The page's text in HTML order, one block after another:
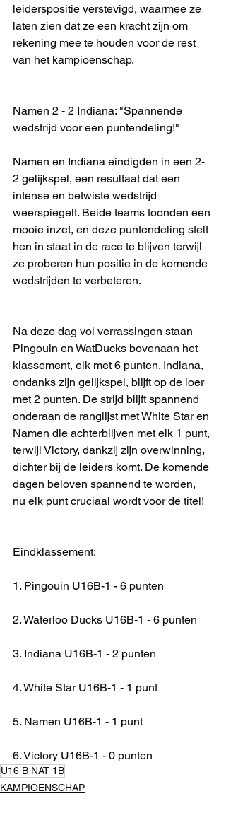
leiderspositie verstevigd, waarmee ze
laten zien dat ze een kracht zijn om
rekening mee te houden voor de rest
van het kampioenschap.
Namen 2 - 2 Indiana: "Spannende
wedstrijd voor een puntendeling!"
Namen en Indiana eindigden in een 2-
2 gelijkspel, een resultaat dat een
intense en betwiste wedstrijd
weerspiegelt. Beide teams toonden een
mooie inzet, en deze puntendeling stelt
hen in staat in de race te blijven terwijl
ze proberen hun positie in de komende
wedstrijden te verbeteren.
Na deze dag vol verrassingen staan
Pingouin en WatDucks bovenaan het
klassement, elk met 6 punten. Indiana,
ondanks zijn gelijkspel, blijft op de loer
met 2 punten. De strijd blijft spannend
onderaan de ranglijst met White Star en
Namen die achterblijven met elk 1 punt,
terwijl Victory, dankzij zijn overwinning,
dichter bij de leiders komt. De komende
dagen beloven spannend te worden,
nu elk punt cruciaal wordt voor de titel!
Eindklassement:
1. Pingouin U16B-1 - 6 punten
2. Waterloo Ducks U16B-1 - 6 punten
3. Indiana U16B-1 - 2 punten
4. White Star U16B-1 - 1 punt
5. Namen U16B-1 - 1 punt
6. Victory U16B-1 - 0 punten
U16 B NAT 1B
KAMPIOENSCHAP